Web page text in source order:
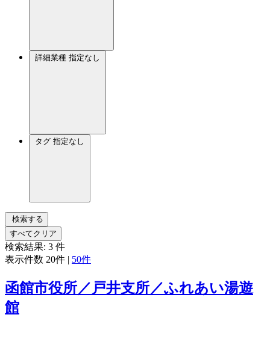
詳細業種 指定なし
タグ 指定なし
検索する
すべてクリア
検索結果: 3 件
表示件数 20件 | 50件
函館市役所／戸井支所／ふれあい湯遊
館